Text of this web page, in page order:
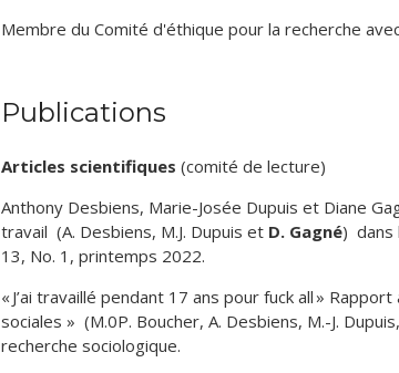
Membre du Comité d'éthique pour la recherche
Publications
Articles scientifiques (comité de lecture)
Anthony Desbiens, Marie-Josée Dupuis et Diane
travail (A. Desbiens, M.J. Dupuis et D. Gagné) dans
13, No. 1, printemps 2022.
« J’ai travaillé pendant 17 ans pour fuck all »
sociales » (M.0P. Boucher, A. Desbiens, M.-J. Dupuis,
recherche sociologique.